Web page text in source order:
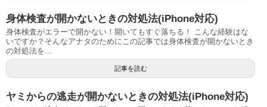
身体検査が開かないときの対処法(iPhone対応)
身体検査がエラーで開かない！開いてもすぐ落ちる！ こんな経験はな
いですか？そんなアナタのためにこの記事では身体検査が開かないとき
の対処法を...
記事を読む
ヤミからの逃走が開かないときの対処法(iPhone対応)